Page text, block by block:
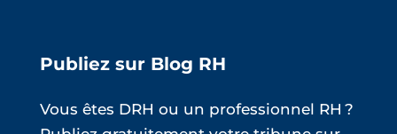
Publiez sur Blog RH
Vous êtes DRH ou un professionnel RH ?